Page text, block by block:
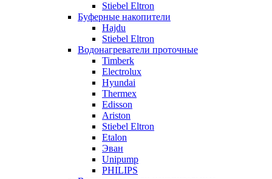
Stiebel Eltron
Буферные накопители
Hajdu
Stiebel Eltron
Водонагреватели проточные
Timberk
Electrolux
Hyundai
Thermex
Edisson
Ariston
Stiebel Eltron
Etalon
Эван
Unipump
PHILIPS